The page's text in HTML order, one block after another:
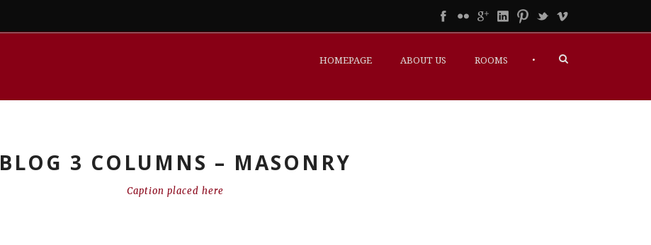
HOMEPAGE ABOUT US ROOMS •
BLOG 3 COLUMNS – MASONRY
Caption placed here